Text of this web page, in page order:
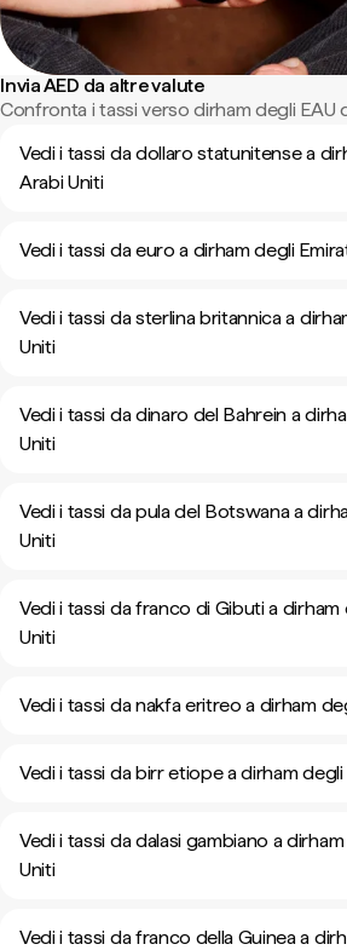
Invia AED da altre valute
Confronta i tassi verso dirham degli EAU
Vedi i tassi da dollaro statunitense a
Arabi Uniti
Vedi i tassi da euro a dirham degli
Vedi i tassi da sterlina britannica a
Uniti
Vedi i tassi da dinaro del Bahrein a
Uniti
Vedi i tassi da pula del Botswana a
Uniti
Vedi i tassi da franco di Gibuti a dirham
Uniti
Vedi i tassi da nakfa eritreo a dirham
Vedi i tassi da birr etiope a dirham degli
Vedi i tassi da dalasi gambiano a
Uniti
Vedi i tassi da franco della Guinea a